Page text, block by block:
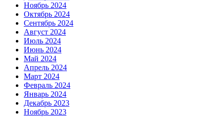
Ноябрь 2024
Октябрь 2024
Сентябрь 2024
Август 2024
Июль 2024
Июнь 2024
Май 2024
Апрель 2024
Март 2024
Февраль 2024
Январь 2024
Декабрь 2023
Ноябрь 2023